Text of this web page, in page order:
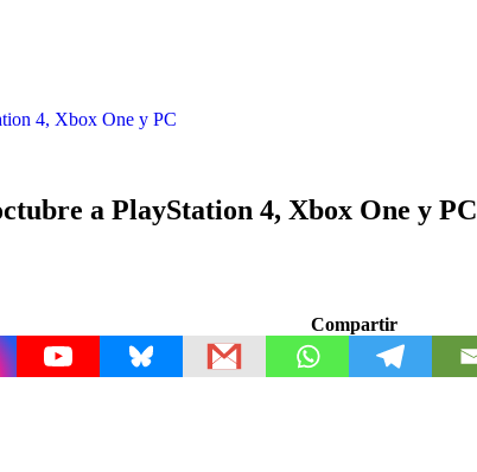
4, Xbox One y PC
a PlayStation 4, Xbox One y PC
Compartir